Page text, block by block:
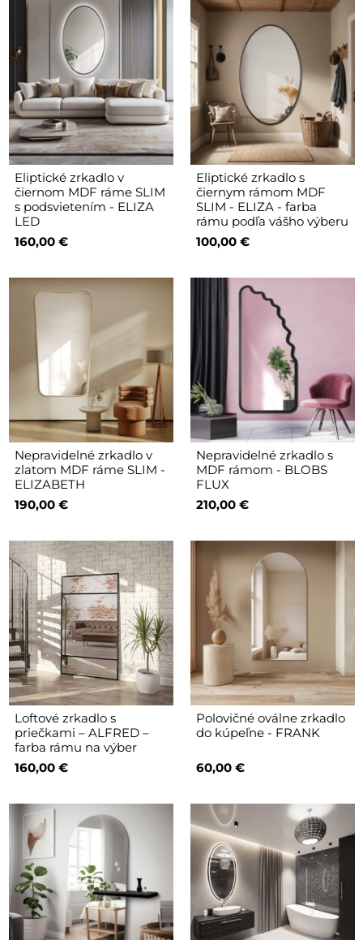
Eliptické zrkadlo v
čiernom MDF ráme SLIM
s podsvietením - ELIZA
LED
160,00 €
Eliptické zrkadlo s
čiernym rámom MDF
SLIM - ELIZA - farba
rámu podľa vášho výberu
100,00 €
Nepravidelné zrkadlo v
zlatom MDF ráme SLIM -
ELIZABETH
190,00 €
Nepravidelné zrkadlo s
MDF rámom - BLOBS
FLUX
210,00 €
Loftové zrkadlo s
priečkami – ALFRED –
farba rámu na výber
160,00 €
Polovičné oválne zrkadlo
do kúpeľne - FRANK
60,00 €